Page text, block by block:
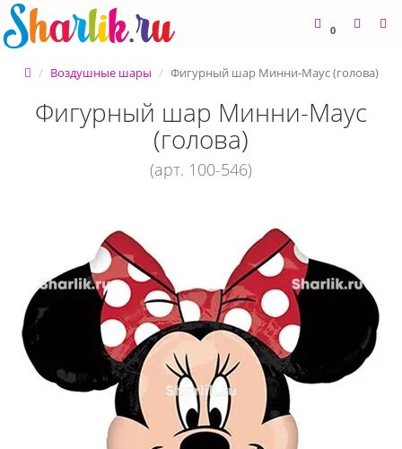
0
Воздушные шары Фигурный шар Минни-Маус (голова)
Фигурный шар Минни-Маус
(голова)
(арт. 100-546)